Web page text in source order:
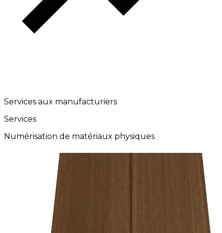
Services aux manufacturiers
Services
Numérisation de matériaux physiques